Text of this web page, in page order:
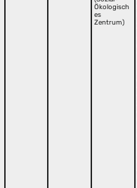
Ökologisch
es
Zentrum)